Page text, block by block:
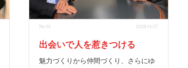
No.91 2018/11/27
出会いで人を惹きつける
魅力づくりから仲間づくり、さらにゆ